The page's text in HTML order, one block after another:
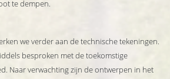
te dempen.
we verder aan de technische tekeningen.
besproken met de toekomstige
Naar verwachting zijn de ontwerpen in het